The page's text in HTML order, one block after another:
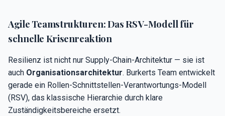
Agile Teamstrukturen: Das RSV-Modell für
schnelle Krisenreaktion
Resilienz ist nicht nur Supply-Chain-Architektur — sie ist
auch Organisationsarchitektur. Burkerts Team entwickelt
gerade ein Rollen-Schnittstellen-Verantwortungs-Modell
(RSV), das klassische Hierarchie durch klare
Zuständigkeitsbereiche ersetzt.